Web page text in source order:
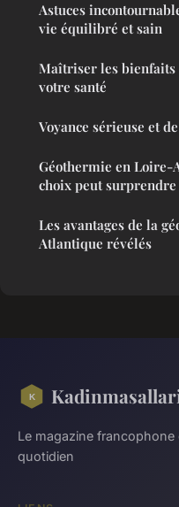
Astuces
vie équilibré et sain
Maîtriser les
votre santé
Voyance sérieuse et
Géothermie en Loire-
choix peut surprendre
Les avantages de la
Atlantique révélés
Le magazine
quotidien